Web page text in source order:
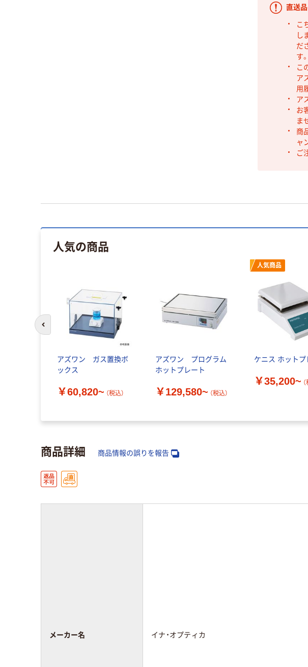
直送品
こ
し
だ
す。
こ
ア
用
ア
お
ま
商
ャ
ご
人気の商品
アズワン ガス置換ボ
ックス
￥60,820~ （税込）
アズワン プログラム
ホットプレート
￥129,580~ （税込）
人気商品
ケニス ホットプ
￥35,200~
前のスライドへ
商品詳細 商品情報の誤りを報告
メーカー名 イナ・オプティカ